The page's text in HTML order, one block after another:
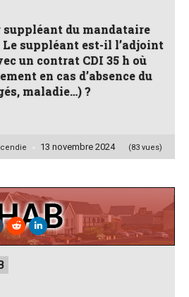
suppléant du mandataire
Le suppléant est-il l’adjoint
un contrat CDI 35 h où
en cas d’absence du
maladie…) ?
13 novembre 2024 (83 vues)